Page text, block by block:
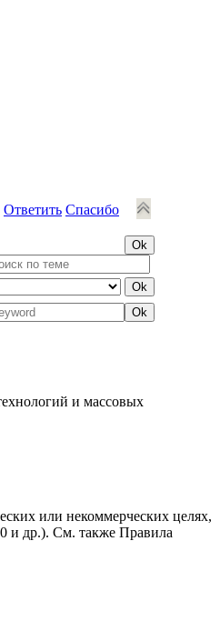
Ответить Спасибо
и массовых
или некоммерческих целях,
и др.). См. также Правила